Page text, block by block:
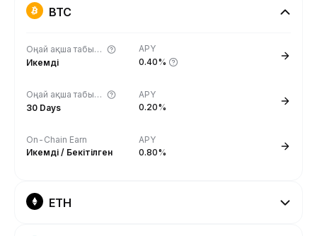
BTC
Оңай ақша табыңыз
Икемді
APY
0.40%
Оңай ақша табыңыз
30 Days
APY
0.20%
On-Chain Earn
Икемді / Бекітілген
APY
0.80%
ETH